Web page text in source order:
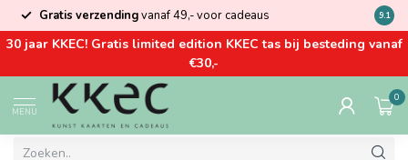
Gratis verzendingvanaf 49,- voor cadeaus Kom
9.1
30 jaar KKEC! Gratis limited edition KKEC tas bij besteding vanaf
€30,-
MENU
0